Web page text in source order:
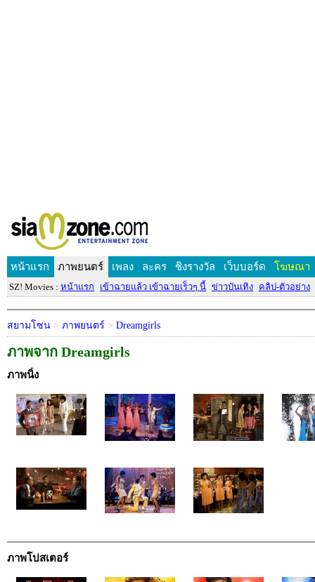
หน้าแรก ภาพยนตร์ เพลง ละคร ชิงรางวัล เว็บบอร์ด โฆษณา
SZ! Movies : หน้าแรก เข้าฉายแล้ว เข้าฉายเร็วๆ นี้ ข่าวบันเทิง คลิป-ตัวอย่าง
สยามโซน > ภาพยนตร์ > Dreamgirls
ภาพจาก Dreamgirls
ภาพนิ่ง
ภาพโปสเตอร์